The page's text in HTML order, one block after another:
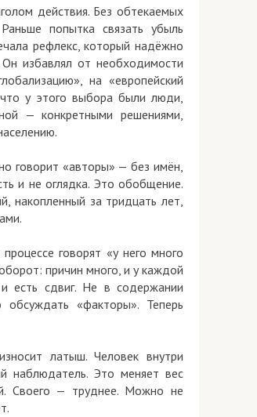
действия. Без обтекаемых
попытка связать убыль
рефлекс, который надёжно
избавлял от необходимости
на «европейский
у этого выбора были люди,
— конкретными решениями,
говорит «авторы» — без имён,
и не оглядка. Это обобщение.
накопленный за тридцать лет,
говорят «у него много
причин много, и у каждой
есть сдвиг. Не в содержании
«факторы». Теперь
латыш. Человек внутри
наблюдатель. Это меняет вес
Своего — труднее. Можно не